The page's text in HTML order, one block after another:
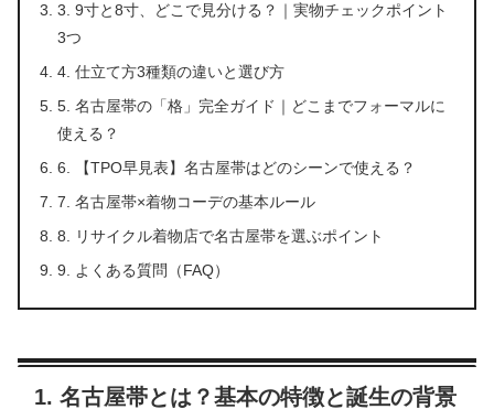
3. 9寸と8寸、どこで見分ける？｜実物チェックポイント
3つ
4. 仕立て方3種類の違いと選び方
5. 名古屋帯の「格」完全ガイド｜どこまでフォーマルに
使える？
6. 【TPO早見表】名古屋帯はどのシーンで使える？
7. 名古屋帯×着物コーデの基本ルール
8. リサイクル着物店で名古屋帯を選ぶポイント
9. よくある質問（FAQ）
1. 名古屋帯とは？基本の特徴と誕生の背景